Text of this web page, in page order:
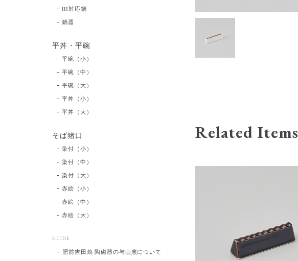
Related Items
IH対応鍋
鍋器
平丼・平碗
平碗（小）
平碗（中）
平碗（大）
平丼（小）
平丼（大）
そば猪口
染付（小）
染付（中）
染付（大）
赤絵（小）
赤絵（中）
赤絵（大）
GUIDE
肥前吉田焼 陶磁器の与山窯について